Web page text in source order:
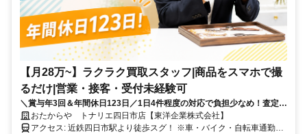
【月28万~】ラクラク買取スタッフ|商品をスマホで撮
るだけ|営業・接客・受付未経験可
＼賞与年3回＆年間休日123日／1日4件程度の対応で負担少なめ！査定は
本部スタッフが行うので、無理な提案いっさいなし！履歴書不要！
おたからや トナリエ四日市店【東洋企業株式会社】
アクセス: 近鉄四日市駅より徒歩スグ！ ※車・バイク・自転車通勤